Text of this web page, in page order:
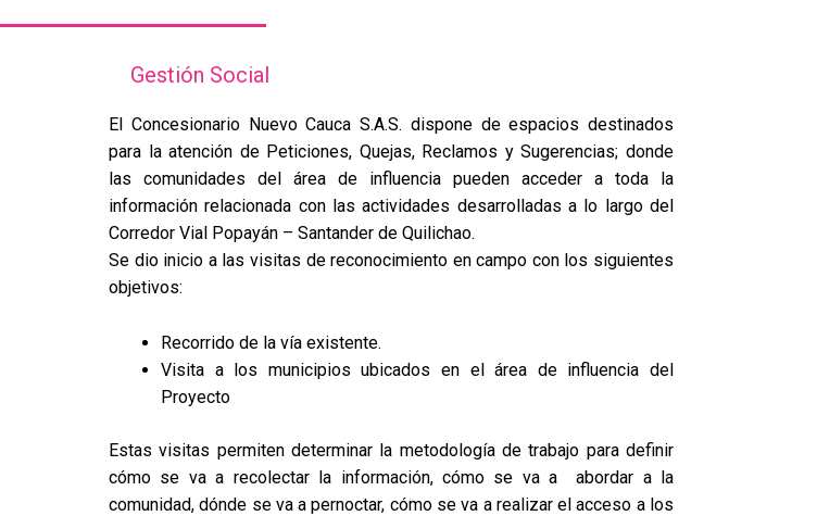
Gestión Social
El Concesionario Nuevo Cauca S.A.S. dispone de espacios destinados
para la atención de Peticiones, Quejas, Reclamos y Sugerencias; donde
las comunidades del área de influencia pueden acceder a toda la
información relacionada con las actividades desarrolladas a lo largo del
Corredor Vial Popayán – Santander de Quilichao.
Se dio inicio a las visitas de reconocimiento en campo con los siguientes
objetivos:
Recorrido de la vía existente.
Visita a los municipios ubicados en el área de influencia del
Proyecto
Estas visitas permiten determinar la metodología de trabajo para definir
cómo se va a recolectar la información, cómo se va a abordar a la
comunidad, dónde se va a pernoctar, cómo se va a realizar el acceso a los